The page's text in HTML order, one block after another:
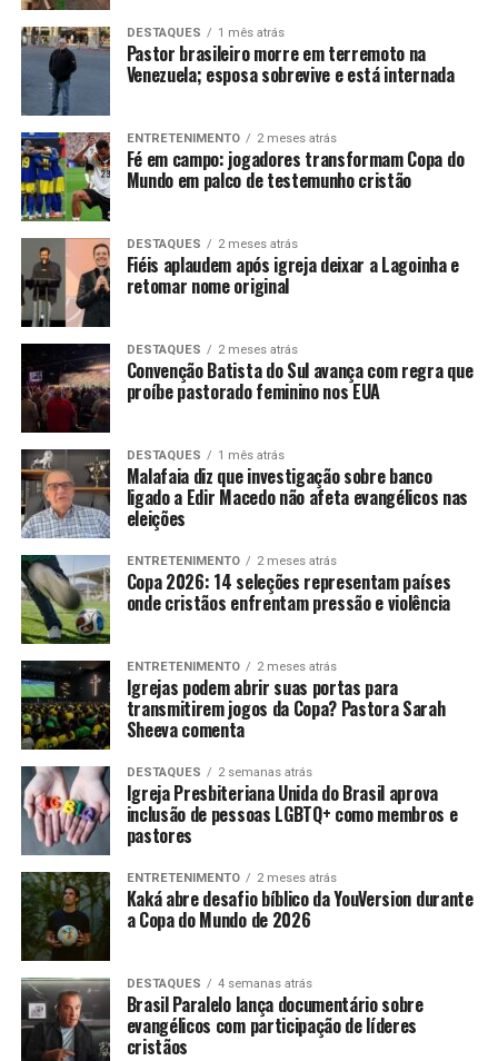
DESTAQUES 1 mês atrás
Pastor brasileiro morre em terremoto na
Venezuela; esposa sobrevive e está internada
ENTRETENIMENTO 2 meses atrás
Fé em campo: jogadores transformam Copa do
Mundo em palco de testemunho cristão
DESTAQUES 2 meses atrás
Fiéis aplaudem após igreja deixar a Lagoinha e
retomar nome original
DESTAQUES 2 meses atrás
Convenção Batista do Sul avança com regra que
proíbe pastorado feminino nos EUA
DESTAQUES 1 mês atrás
Malafaia diz que investigação sobre banco
ligado a Edir Macedo não afeta evangélicos nas
eleições
ENTRETENIMENTO 2 meses atrás
Copa 2026: 14 seleções representam países
onde cristãos enfrentam pressão e violência
ENTRETENIMENTO 2 meses atrás
Igrejas podem abrir suas portas para
transmitirem jogos da Copa? Pastora Sarah
Sheeva comenta
DESTAQUES 2 semanas atrás
Igreja Presbiteriana Unida do Brasil aprova
inclusão de pessoas LGBTQ+ como membros e
pastores
ENTRETENIMENTO 2 meses atrás
Kaká abre desafio bíblico da YouVersion durante
a Copa do Mundo de 2026
DESTAQUES 4 semanas atrás
Brasil Paralelo lança documentário sobre
evangélicos com participação de líderes
cristãos